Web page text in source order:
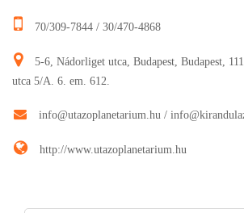
70/309-7844 / 30/470-4868
5-6, Nádorliget utca, Budapest, Budapest,
utca 5/A. 6. em. 612.
info@utazoplanetarium.hu /
http://www.utazoplanetarium.hu